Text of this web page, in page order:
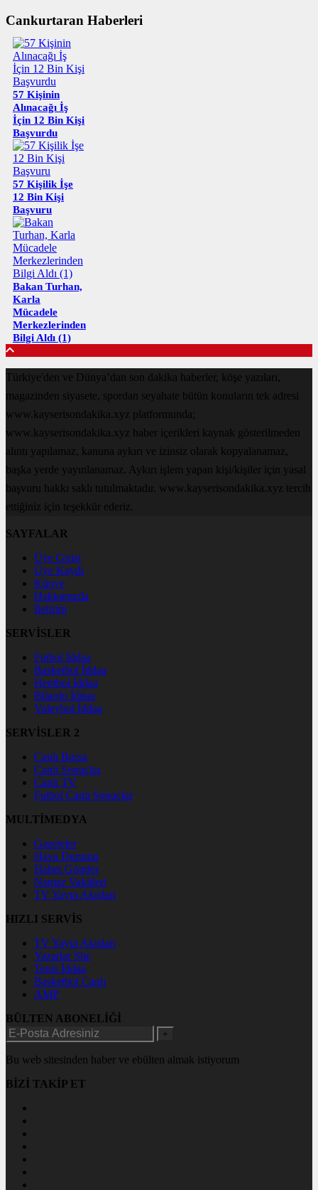
Cankurtaran Haberleri
57 Kişinin
Alınacağı İş
İçin 12 Bin Kişi
Başvurdu
57 Kişilik İşe
12 Bin Kişi
Başvuru
Bakan Turhan,
Karla
Mücadele
Merkezlerinden
Bilgi Aldı (1)
Türkiye'den ve Dünya’dan son dakika haberler, köşe yazıları,
magazinden siyasete, spordan seyahate bütün konuların tek adresi
www.kayserisondakika.xyz platformunda;
www.kayserisondakika.xyz haber içerikleri kaynak gösterilmeden
alıntı yapılamaz, kanuna aykırı ve izinsiz olarak kopyalanamaz,
başka yerde yayınlanamaz. Aykırı işlem yapan kişi/kişiler için yasal
başvuru hakkı saklı tutulmaktadır. www.kayserisondakika.xyz tercih
ettiğiniz için teşekkür ederiz.
SAYFALAR
Üye Girişi
Üye Kaydı
Künye
Hakkımızda
İletişim
SERVİSLER
Futbol İddaa
Basketbol İddaa
Hentbol İddaa
Bilardo İddaa
Voleybol İddaa
SERVİSLER 2
Canlı Borsa
Canlı Sonuçlar
Canlı TV
Futbol Canlı Sonuçlar
MULTİMEDYA
Gazeteler
Hava Durumu
Haber Gönder
Namaz Vakitleri
TV Yayın Akışları
HIZLI SERVİS
TV Yayın Akışları
Yazarlar Site
Tenis İddaa
Basketbol Canlı
AMP
BÜLTEN ABONELİĞİ
+
Bu web sitesinden haber ve ebülten almak istiyorum
BİZİ TAKİP ET